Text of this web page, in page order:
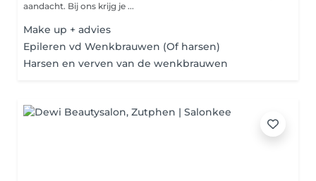
aandacht. Bij ons krijg je ...
Make up + advies
Epileren vd Wenkbrauwen (Of harsen)
Harsen en verven van de wenkbrauwen